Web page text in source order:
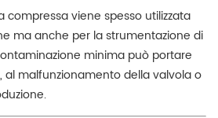
compressa viene spesso utilizzata
ma anche per la strumentazione di
minima può portare
al malfunzionamento della valvola o